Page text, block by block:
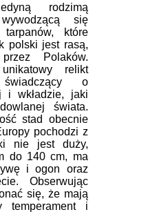
rodzimą
się
które
polski jest rasą,
Polaków.
relikt
świadczący o
i wkładzie, jaki
świata.
stad obecnie
pochodzi z
nie jest duży,
do 140 cm, ma
i ogon oraz
Obserwując
się, że mają
temperament i